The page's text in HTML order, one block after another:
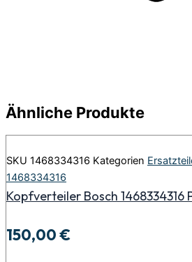
Ähnliche Produkte
SKU 1468334316 Kategorien
1468334316
Kopfverteiler Bosch 1468334316
150,00€